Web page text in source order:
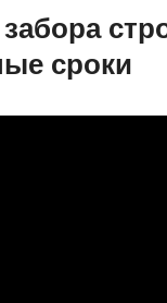
сроки